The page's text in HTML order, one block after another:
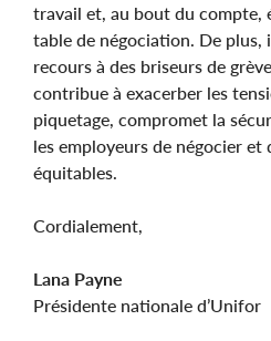
travail et, au bout du compte,
table de négociation. De plus,
recours à des briseurs de
contribue à exacerber les
piquetage, compromet la
les employeurs de négocier
équitables.
Cordialement,
Lana Payne
Présidente nationale d’Unifor